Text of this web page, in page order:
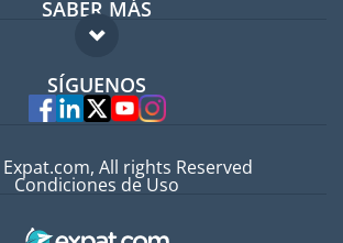
Guía para expatriados
Trabajos en el extranjero
SABER MÁS
FAQ
Expertos
SÍGUENOS
All rights Reserved
Condiciones de Uso